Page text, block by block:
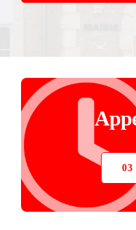
STORE
PIÈCES DÉTACHÉES
03